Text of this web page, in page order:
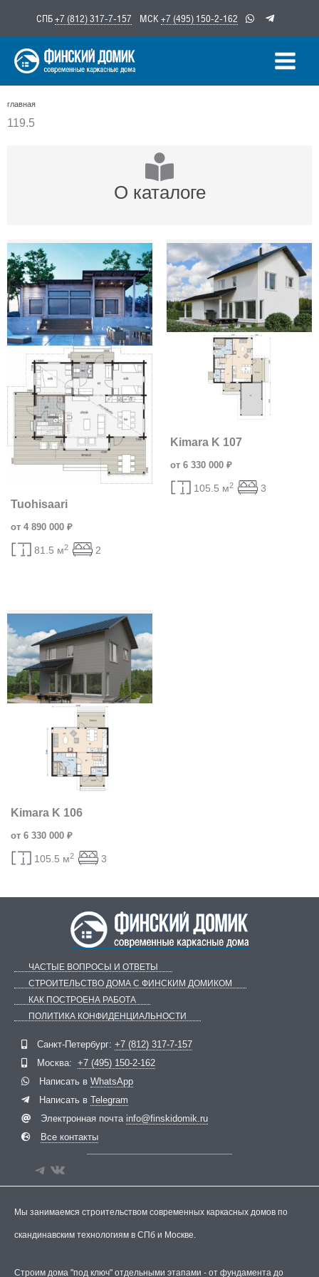
содержимому
СПБ+7 (812) 317-7-157 МСК +7 (495) 150-2-162
главная
119.5
О каталоге
Tuohisaari
от 4 890 000 ₽
81.5 м2 2
Kimara K 107
от 6 330 000 ₽
105.5 м2 3
Kimara K 106
от 6 330 000 ₽
105.5 м2 3
ЧАСТЫЕ ВОПРОСЫ И ОТВЕТЫ
СТРОИТЕЛЬСТВО ДОМА С ФИНСКИМ ДОМИКОМ
КАК ПОСТРОЕНА РАБОТА
ПОЛИТИКА КОНФИДЕНЦИАЛЬНОСТИ
Санкт-Петербург: +7 (812) 317-7-157
Москва: +7 (495) 150-2-162
Написать в WhatsApp
Написать в Telegram
Электронная почта info@finskidomik.ru
Все контакты
Мы занимаемся строительством современных каркасных домов по
скандинавским технологиям в СПб и Москве.
Строим дома "под ключ" отдельными этапами - от фундамента до